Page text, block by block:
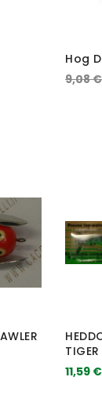
Hog
9,08 €
TIGER
11,59 €